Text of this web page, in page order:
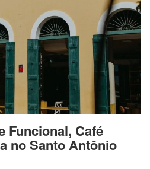
Funcional, Café
no Santo Antônio